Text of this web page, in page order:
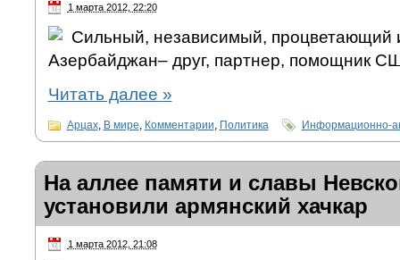
1 марта 2012, 22:20
Сильный, независимый, процветающий
Азербайджан– друг, партнер, помощник
Читать далее »
Арцах, В мире, Комментарии, Политика Информационно-
На аллее памяти и славы
установили армянский хачкар
1 марта 2012, 21:08